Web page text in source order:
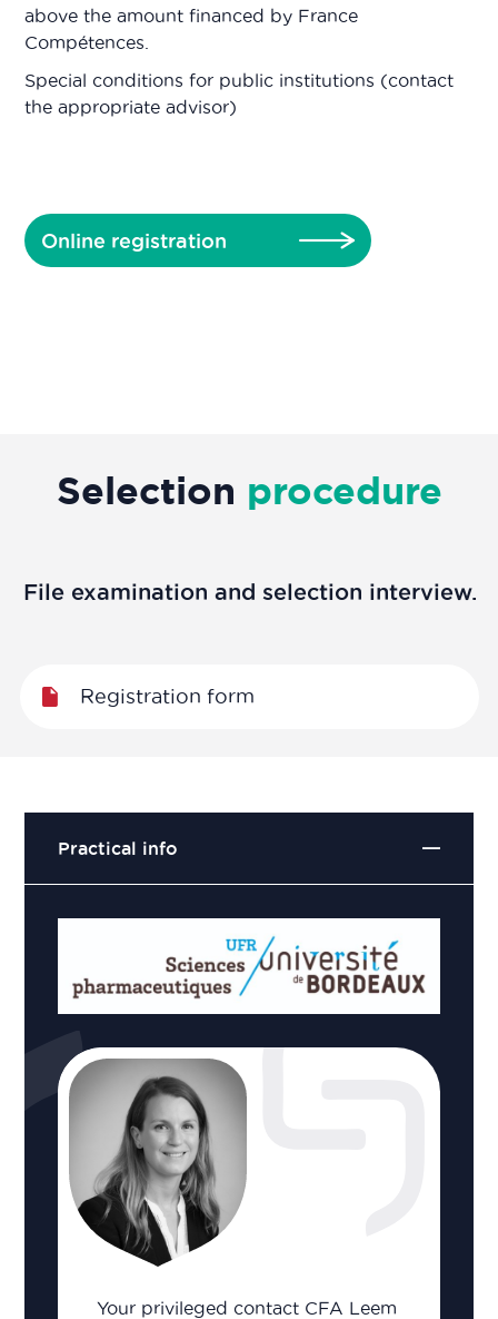
above the amount financed by France
Compétences.
Special conditions for public institutions (contact
the appropriate advisor)
Online registration
Selection procedure
File examination and selection interview.
Registration form
Practical info
Your privileged contact CFA Leem